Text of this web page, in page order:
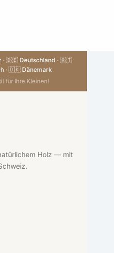
· 🇩🇪 Deutschland · 🇦🇹
·🇩🇰 Dänemark
für Ihre Kleinen!
Holz — mit